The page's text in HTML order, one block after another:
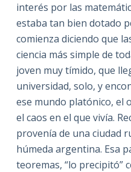
interés por las
estaba tan bien dotado
comienza diciendo que
ciencia más simple de
joven muy tímido, que
universidad, solo, y
ese mundo platónico, el
el caos en el que vivía.
provenía de una ciudad
húmeda argentina. Esa
teoremas, “lo precipitó”